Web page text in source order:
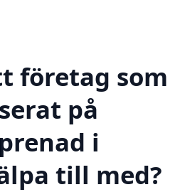
företag som
på
i
till med?